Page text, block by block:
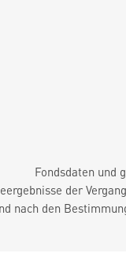
Fondsdaten und
der
nach den